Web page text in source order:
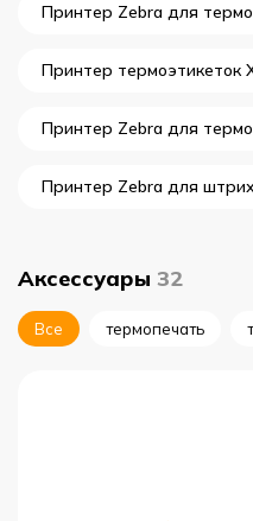
Принтер Zebra для
Принтер термоэтикеток
Принтер Zebra для
Принтер Zebra для
Аксессуары 32
Все термопечать